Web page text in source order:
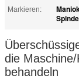
Markieren:
die
behandeln